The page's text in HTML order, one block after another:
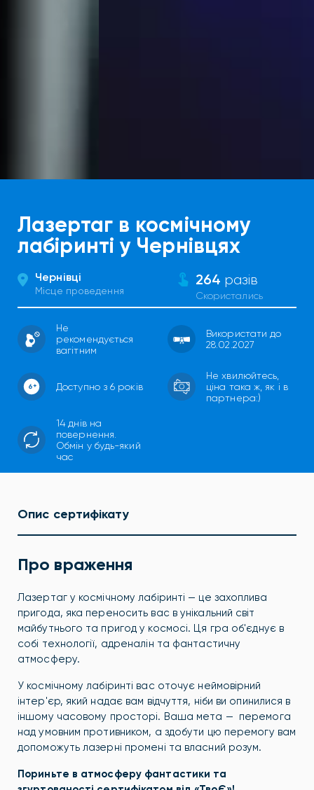
Лазертаг в космічному
лабіринті у Чернівцях
Чернівці
Місце проведення
264 разів
Скористались
Не
рекомендується
вагітним
Використати до
28.02.2027
Доступно з 6 років
Не хвилюйтесь,
ціна така ж, як і в
партнера:)
14 днів на
повернення.
Обмін у будь-який
час
Опис сертифікату
Про враження
Лазертаг у космічному лабіринті — це захоплива
пригода, яка переносить вас в унікальний світ
майбутнього та пригод у космосі. Ця гра об'єднує в
собі технології, адреналін та фантастичну
атмосферу.
У космічному лабіринті вас оточує неймовірний
інтер'єр, який надає вам відчуття, ніби ви опинилися в
іншому часовому просторі. Ваша мета — перемога
над умовним противником, а здобути цю перемогу вам
допоможуть лазерні промені та власний розум.
Пориньте в атмосферу фантастики та